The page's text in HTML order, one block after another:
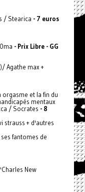
/ Stearica - 7 euros
- Prix Libre - GG
Agathe max +
et la fin du
mentaux
/ Socrates - 8
strauss + d'autres
fantomes de
New